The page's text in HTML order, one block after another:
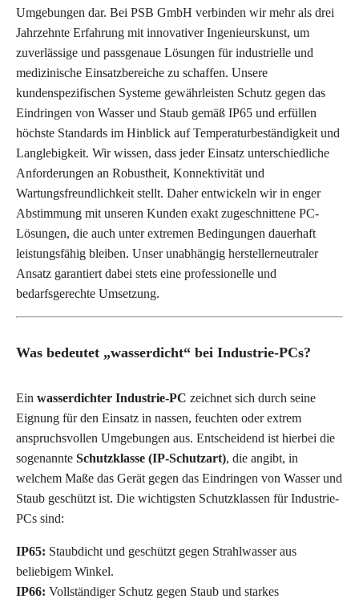
Umgebungen dar. Bei PSB GmbH verbinden wir mehr als drei
Jahrzehnte Erfahrung mit innovativer Ingenieurskunst, um
zuverlässige und passgenaue Lösungen für industrielle und
medizinische Einsatzbereiche zu schaffen. Unsere
kundenspezifischen Systeme gewährleisten Schutz gegen das
Eindringen von Wasser und Staub gemäß IP65 und erfüllen
höchste Standards im Hinblick auf Temperaturbeständigkeit und
Langlebigkeit. Wir wissen, dass jeder Einsatz unterschiedliche
Anforderungen an Robustheit, Konnektivität und
Wartungsfreundlichkeit stellt. Daher entwickeln wir in enger
Abstimmung mit unseren Kunden exakt zugeschnittene PC-
Lösungen, die auch unter extremen Bedingungen dauerhaft
leistungsfähig bleiben. Unser unabhängig herstellerneutraler
Ansatz garantiert dabei stets eine professionelle und
bedarfsgerechte Umsetzung.
Was bedeutet „wasserdicht“ bei Industrie-PCs?
Ein wasserdichter Industrie-PC zeichnet sich durch seine
Eignung für den Einsatz in nassen, feuchten oder extrem
anspruchsvollen Umgebungen aus. Entscheidend ist hierbei die
sogenannte Schutzklasse (IP-Schutzart), die angibt, in
welchem Maße das Gerät gegen das Eindringen von Wasser und
Staub geschützt ist. Die wichtigsten Schutzklassen für Industrie-
PCs sind:
IP65: Staubdicht und geschützt gegen Strahlwasser aus
beliebigem Winkel.
IP66: Vollständiger Schutz gegen Staub und starkes